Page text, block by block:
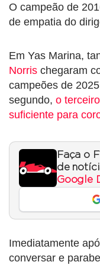
O campeão de
de empatia do
Em Yas Marina,
Norris chegaram
campeões de
segundo, o
suficiente para
Faça o
de
Google
Imediatamente
conversar e